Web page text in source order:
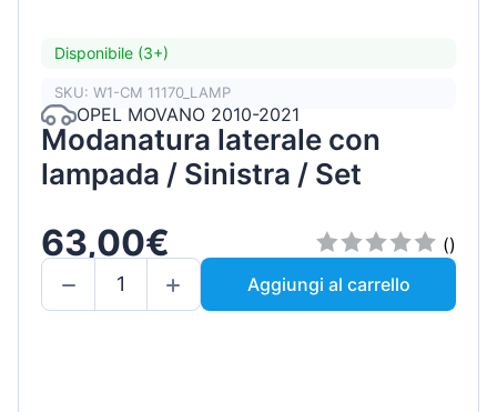
Disponibile (3+)
SKU: W1-CM 11170_LAMP
OPEL MOVANO 2010-2021
Modanatura laterale con
lampada / Sinistra / Set
63,00€
()
Aggiungi al carrello